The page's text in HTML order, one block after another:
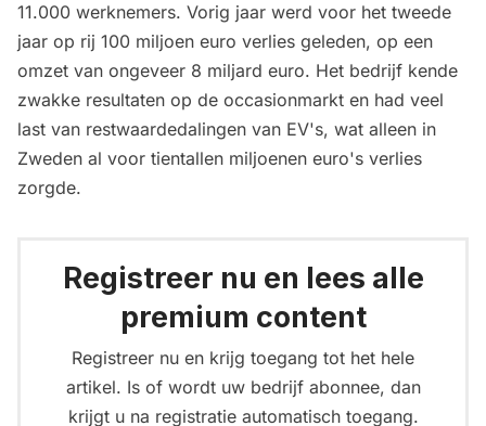
11.000 werknemers. Vorig jaar werd voor het tweede
jaar op rij 100 miljoen euro verlies geleden, op een
omzet van ongeveer 8 miljard euro. Het bedrijf kende
zwakke resultaten op de occasionmarkt en had veel
last van restwaardedalingen van EV's, wat alleen in
Zweden al voor tientallen miljoenen euro's verlies
zorgde.
Registreer nu en lees alle
premium content
Registreer nu en krijg toegang tot het hele
artikel. Is of wordt uw bedrijf abonnee, dan
krijgt u na registratie automatisch toegang.